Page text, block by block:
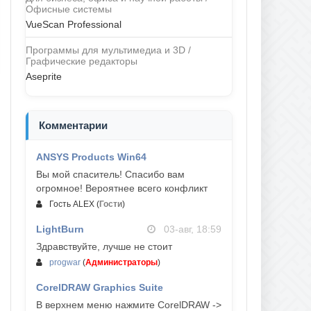
Офисные системы
VueScan Professional
Программы для мультимедиа и 3D /
Графические редакторы
Aseprite
Комментарии
ANSYS Products Win64
Вы мой спаситель! Спасибо вам
огромное! Вероятнее всего конфликт
Гость ALEX (Гости)
LightBurn
03-авг, 18:59
Здравствуйте, лучше не стоит
progwar (Администраторы)
CorelDRAW Graphics Suite
03-авг, 18:58
В верхнем меню нажмите CorelDRAW ->